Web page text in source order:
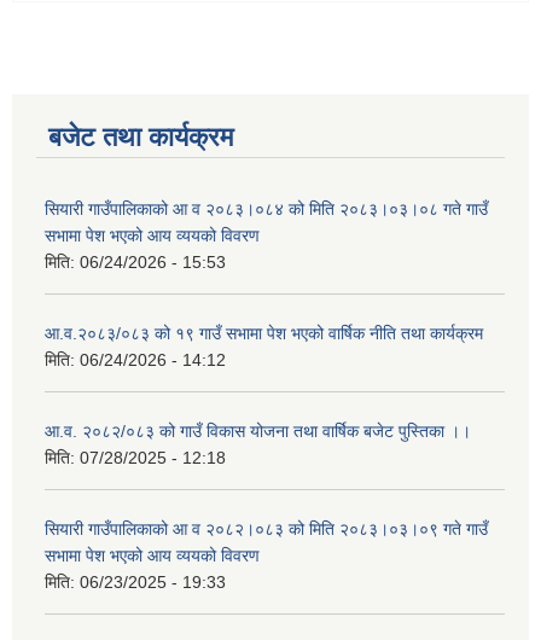
बजेट तथा कार्यक्रम
सियारी गाउँपालिकाको आ व २०८३।०८४ को मिति २०८३।०३।०८ गते गाउँ
सभामा पेश भएको आय व्ययको विवरण
मिति: 06/24/2026 - 15:53
आ.व.२०८३/०८३ को १९ गाउँ सभामा पेश भएको वार्षिक नीति तथा कार्यक्रम
मिति: 06/24/2026 - 14:12
आ.व. २०८२/०८३ को गाउँ विकास योजना तथा वार्षिक बजेट पुस्तिका ।।
मिति: 07/28/2025 - 12:18
सियारी गाउँपालिकाको आ व २०८२।०८३ को मिति २०८३।०३।०९ गते गाउँ
सभामा पेश भएको आय व्ययको विवरण
मिति: 06/23/2025 - 19:33